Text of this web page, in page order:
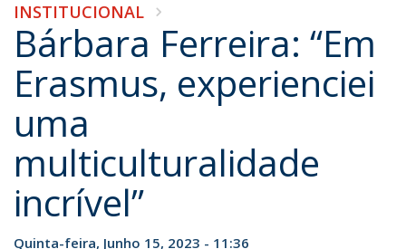
INSTITUCIONAL
Bárbara Ferreira: “Em
Erasmus, experienciei
uma
multiculturalidade
incrível”
Quinta-feira, Junho 15, 2023 - 11:36